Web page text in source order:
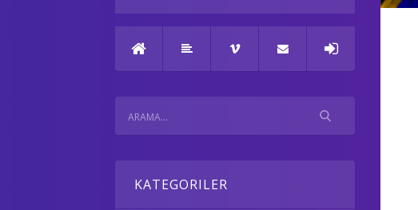
KATEGORILER